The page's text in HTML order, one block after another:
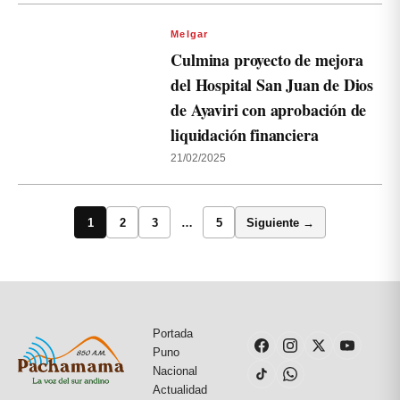
Melgar
Culmina proyecto de mejora
del Hospital San Juan de Dios
de Ayaviri con aprobación de
liquidación financiera
21/02/2025
1 2 3 … 5 Siguiente →
Portada
Puno
Nacional
Actualidad